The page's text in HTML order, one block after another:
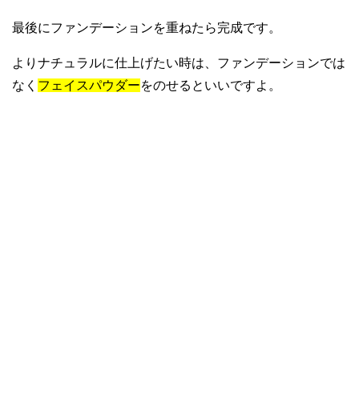
最後にファンデーションを重ねたら完成です。
よりナチュラルに仕上げたい時は、ファンデーションでは
なく フェイスパウダーをのせるといいですよ。